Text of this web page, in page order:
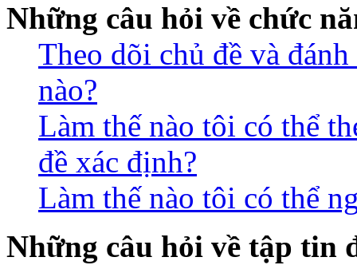
Những câu hỏi về chức
Theo dõi chủ đề và
nào?
Làm thế nào tôi có thể
đề xác định?
Làm thế nào tôi có thể
Những câu hỏi về tập tin